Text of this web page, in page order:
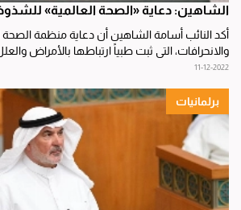
الشاهين: دعاية «الصحة العالمية»
أكد النائب أسامة الشاهين أن دعاية منظمة الصحة
والانحرافات، التي ثبت طبياً ارتباطها بالأمراض
11-12-2022
برلمانيات